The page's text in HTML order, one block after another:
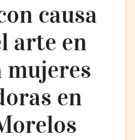
causa
arte en
mujeres
en